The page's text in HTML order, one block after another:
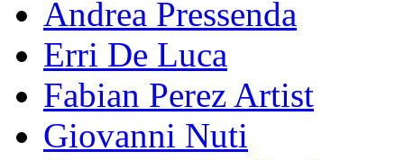
Andrea Pressenda
Erri De Luca
Fabian Perez Artist
Giovanni Nuti